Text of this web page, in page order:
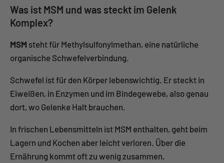
Was ist MSM und was steckt im Gelenk
Komplex?
MSM steht für Methylsulfonylmethan, eine natürliche
organische Schwefelverbindung.
Schwefel ist für den Körper lebenswichtig. Er steckt in
Eiweißen, in Enzymen und im Bindegewebe, also genau
dort, wo Gelenke Halt brauchen.
In frischen Lebensmitteln ist MSM enthalten, geht beim
Lagern und Kochen aber leicht verloren. Über die
Ernährung kommt oft zu wenig zusammen.